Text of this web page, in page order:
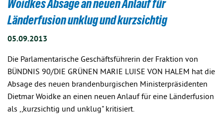
Woidkes Absage an neuen Anlauf für
Länderfusion unklug und kurzsichtig
05.09.2013
Die Parlamentarische Geschäftsführerin der Fraktion von
BÜNDNIS 90/DIE GRÜNEN MARIE LUISE VON HALEM hat die
Absage des neuen brandenburgischen Ministerpräsidenten
Dietmar Woidke an einen neuen Anlauf für eine Länderfusion
als ,,kurzsichtig und unklug" kritisiert.